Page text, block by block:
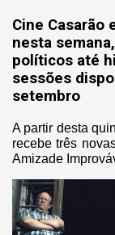
Cine Casarão
nesta
políticos até
sessões
setembro
A partir desta
recebe três
Amizade